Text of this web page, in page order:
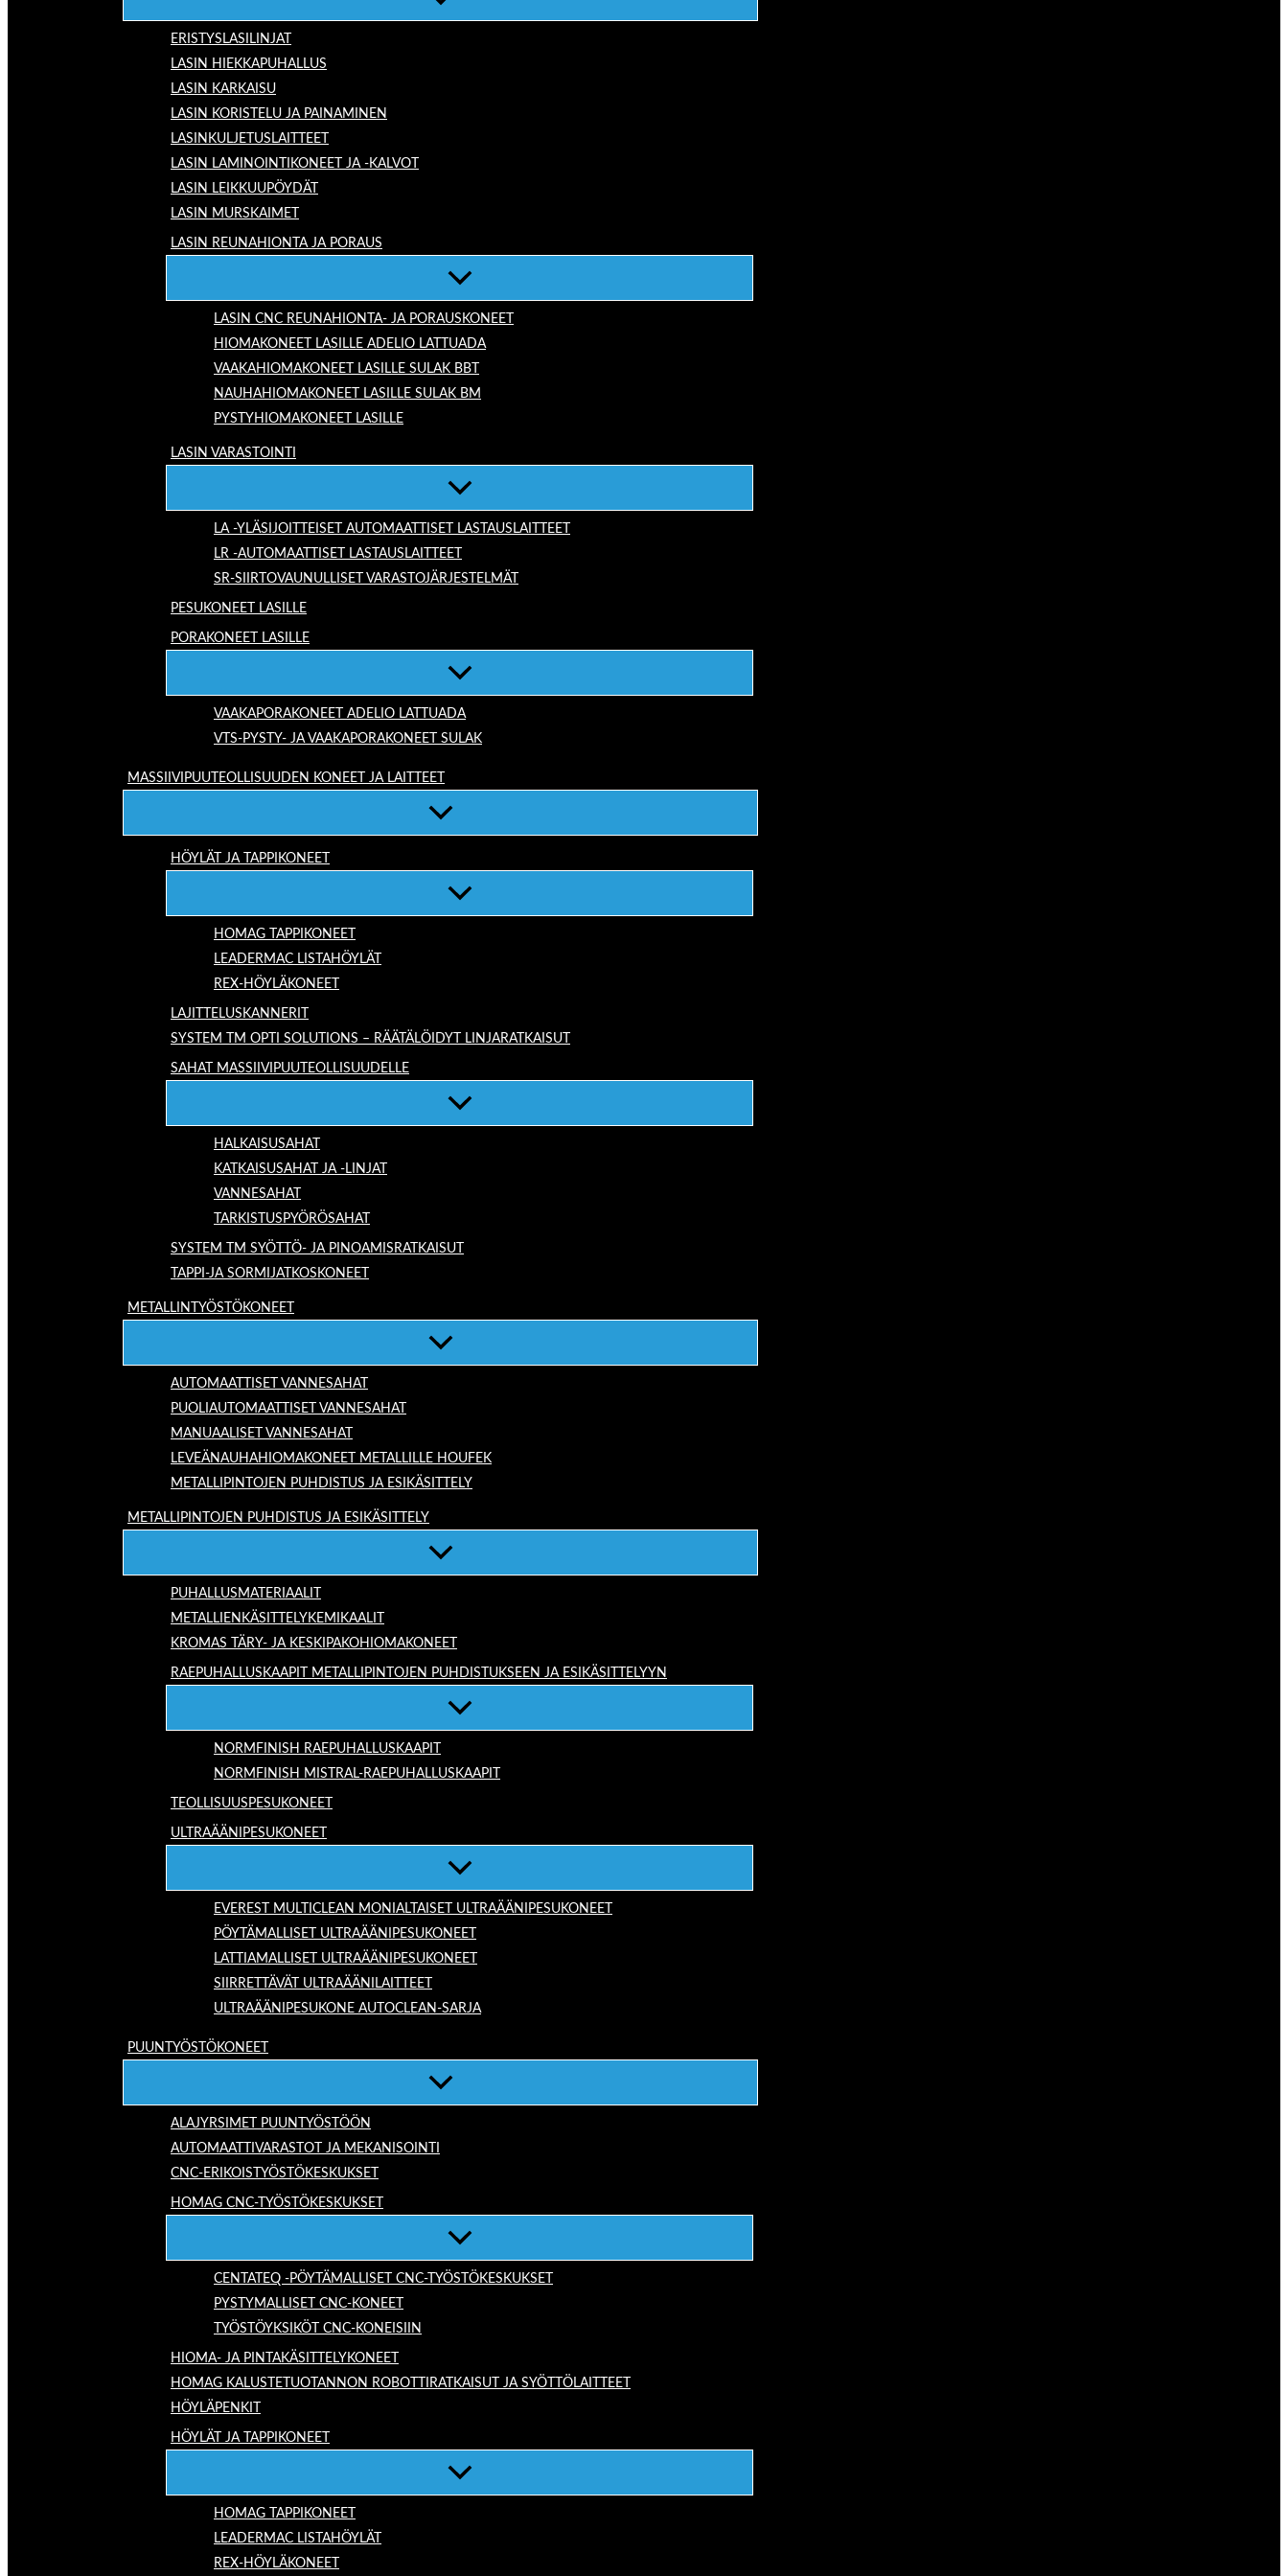
ERISTYSLASILINJAT
LASIN HIEKKAPUHALLUS
LASIN KARKAISU
LASIN KORISTELU JA PAINAMINEN
LASINKULJETUSLAITTEET
LASIN LAMINOINTIKONEET JA -KALVOT
LASIN LEIKKUUPÖYDÄT
LASIN MURSKAIMET
LASIN REUNAHIONTA JA PORAUS
LASIN CNC REUNAHIONTA- JA PORAUSKONEET
HIOMAKONEET LASILLE ADELIO LATTUADA
VAAKAHIOMAKONEET LASILLE SULAK BBT
NAUHAHIOMAKONEET LASILLE SULAK BM
PYSTYHIOMAKONEET LASILLE
LASIN VARASTOINTI
LA -YLÄSIJOITTEISET AUTOMAATTISET LASTAUSLAITTEET
LR -AUTOMAATTISET LASTAUSLAITTEET
SR-SIIRTOVAUNULLISET VARASTOJÄRJESTELMÄT
PESUKONEET LASILLE
PORAKONEET LASILLE
VAAKAPORAKONEET ADELIO LATTUADA
VTS-PYSTY- JA VAAKAPORAKONEET SULAK
MASSIIVIPUUTEOLLISUUDEN KONEET JA LAITTEET
HÖYLÄT JA TAPPIKONEET
HOMAG TAPPIKONEET
LEADERMAC LISTAHÖYLÄT
REX-HÖYLÄKONEET
LAJITTELUSKANNERIT
SYSTEM TM OPTI SOLUTIONS – RÄÄTÄLÖIDYT LINJARATKAISUT
SAHAT MASSIIVIPUUTEOLLISUUDELLE
HALKAISUSAHAT
KATKAISUSAHAT JA -LINJAT
VANNESAHAT
TARKISTUSPYÖRÖSAHAT
SYSTEM TM SYÖTTÖ- JA PINOAMISRATKAISUT
TAPPI-JA SORMIJATKOSKONEET
METALLINTYÖSTÖKONEET
AUTOMAATTISET VANNESAHAT
PUOLIAUTOMAATTISET VANNESAHAT
MANUAALISET VANNESAHAT
LEVEÄNAUHAHIOMAKONEET METALLILLE HOUFEK
METALLIPINTOJEN PUHDISTUS JA ESIKÄSITTELY
METALLIPINTOJEN PUHDISTUS JA ESIKÄSITTELY
PUHALLUSMATERIAALIT
METALLIENKÄSITTELYKEMIKAALIT
KROMAS TÄRY- JA KESKIPAKOHIOMAKONEET
RAEPUHALLUSKAAPIT METALLIPINTOJEN PUHDISTUKSEEN JA ESIKÄSITTELYYN
NORMFINISH RAEPUHALLUSKAAPIT
NORMFINISH MISTRAL-RAEPUHALLUSKAAPIT
TEOLLISUUSPESUKONEET
ULTRAÄÄNIPESUKONEET
EVEREST MULTICLEAN MONIALTAISET ULTRAÄÄNIPESUKONEET
PÖYTÄMALLISET ULTRAÄÄNIPESUKONEET
LATTIAMALLISET ULTRAÄÄNIPESUKONEET
SIIRRETTÄVÄT ULTRAÄÄNILAITTEET
ULTRAÄÄNIPESUKONE AUTOCLEAN-SARJA
PUUNTYÖSTÖKONEET
ALAJYRSIMET PUUNTYÖSTÖÖN
AUTOMAATTIVARASTOT JA MEKANISOINTI
CNC-ERIKOISTYÖSTÖKESKUKSET
HOMAG CNC-TYÖSTÖKESKUKSET
CENTATEQ -PÖYTÄMALLISET CNC-TYÖSTÖKESKUKSET
PYSTYMALLISET CNC-KONEET
TYÖSTÖYKSIKÖT CNC-KONEISIIN
HIOMA- JA PINTAKÄSITTELYKONEET
HOMAG KALUSTETUOTANNON ROBOTTIRATKAISUT JA SYÖTTÖLAITTEET
HÖYLÄPENKIT
HÖYLÄT JA TAPPIKONEET
HOMAG TAPPIKONEET
LEADERMAC LISTAHÖYLÄT
REX-HÖYLÄKONEET